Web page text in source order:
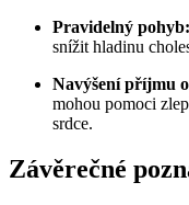
Pravidelný pohyb:
snížit hladinu
Navýšení příjmu
mohou pomoci
srdce.
Závěrečné